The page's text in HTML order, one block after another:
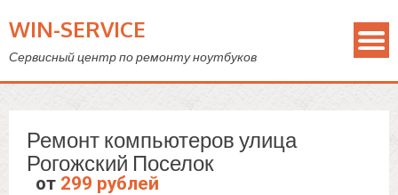
WIN-SERVICE
Сервисный центр по ремонту ноутбуков
Ремонт компьютеров улица
Рогожский Поселок
от 299 рублей